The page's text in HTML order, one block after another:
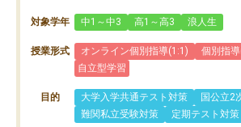
対象学年 中1～中3 高1～高3 浪人生
授業形式 オンライン個別指導(1:1) 個別指
自立型学習
目的 大学入学共通テスト対策
国公立2
難関私立受験対策
定期テスト対策